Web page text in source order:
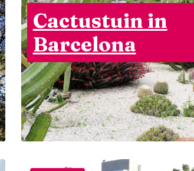
Cactustuin in
Barcelona